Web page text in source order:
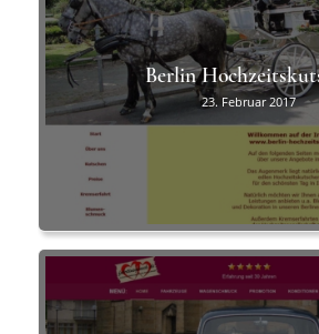
Berlin
23. Februar 2017